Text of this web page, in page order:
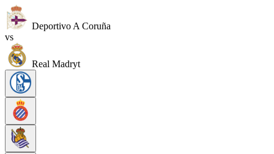
Deportivo A Coruña
vs
Real Madryt